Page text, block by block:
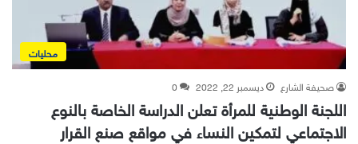
محليات
صحيفة الشارع ديسمبر 22, 2022 0
اللجنة الوطنية للمرأة تعلن الدراسة الخاصة بالنوع
الاجتماعي لتمكين النساء في مواقع صنع القرار